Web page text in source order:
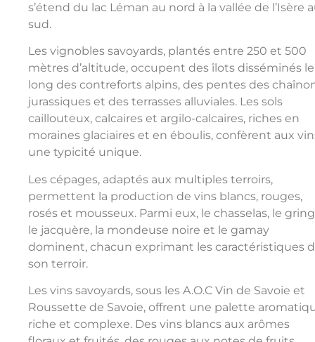
s’étend du lac Léman au nord à la vallée de l’Isère
sud.
Les vignobles savoyards, plantés entre 250 et 500
mètres d’altitude, occupent des îlots disséminés le
long des contreforts alpins, des pentes des
jurassiques et des terrasses alluviales. Les sols
caillouteux, calcaires et argilo-calcaires, riches en
moraines glaciaires et en éboulis, confèrent aux
une typicité unique.
Les cépages, adaptés aux multiples terroirs,
permettent la production de vins blancs, rouges,
rosés et mousseux. Parmi eux, le chasselas, le
le jacquère, la mondeuse noire et le gamay
dominent, chacun exprimant les caractéristiques
son terroir.
Les vins savoyards, sous les A.O.C Vin de Savoie et
Roussette de Savoie, offrent une palette
riche et complexe. Des vins blancs aux arômes